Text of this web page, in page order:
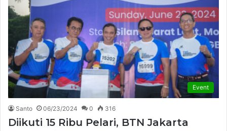
Event
Santo 06/23/2024 0 316
Diikuti 15 Ribu Pelari, BTN Jakarta